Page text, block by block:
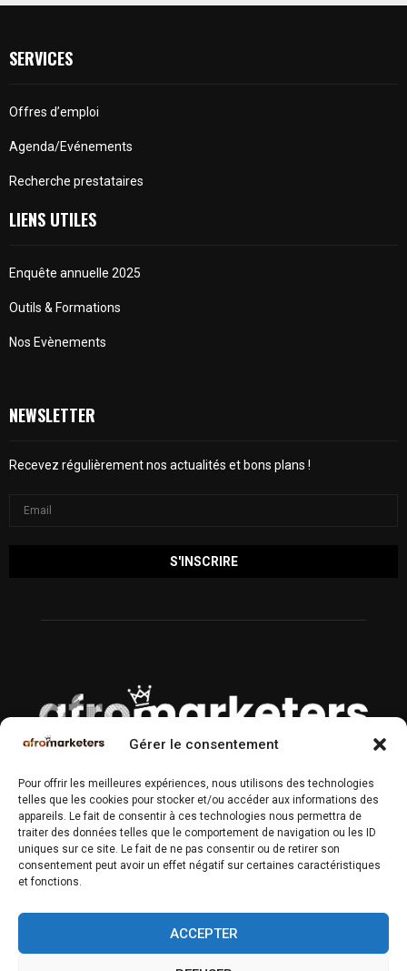
Gérer le consentement
Pour offrir les meilleures expériences, nous utilisons des technologies
telles que les cookies pour stocker et/ou accéder aux informations des
appareils. Le fait de consentir à ces technologies nous permettra de
traiter des données telles que le comportement de navigation ou les ID
uniques sur ce site. Le fait de ne pas consentir ou de retirer son
consentement peut avoir un effet négatif sur certaines caractéristiques
et fonctions.
ACCEPTER
SERVICES
Offres d’emploi
Agenda/Evénements
Recherche prestataires
LIENS UTILES
Enquête annuelle 2025
Outils & Formations
Nos Evènements
NEWSLETTER
Recevez régulièrement nos actualités et bons plans !
À PROPOS
Magazine n°1 des Professionnels du Marketing & Communication
en Afrique.
Contactez-nous :contact@afromarketers.com
SUIVEZ-NOUS